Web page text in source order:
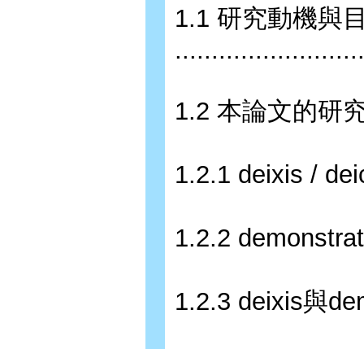
1.1 研究動機與
1.2 本論文的研
1.2.1 deixis /
1.2.2
1.2.3 deixis與